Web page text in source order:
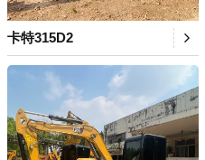
卡特315D2